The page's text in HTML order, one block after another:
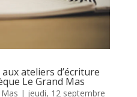
ateliers d’écriture
Le Grand Mas
| jeudi, 12 septembre